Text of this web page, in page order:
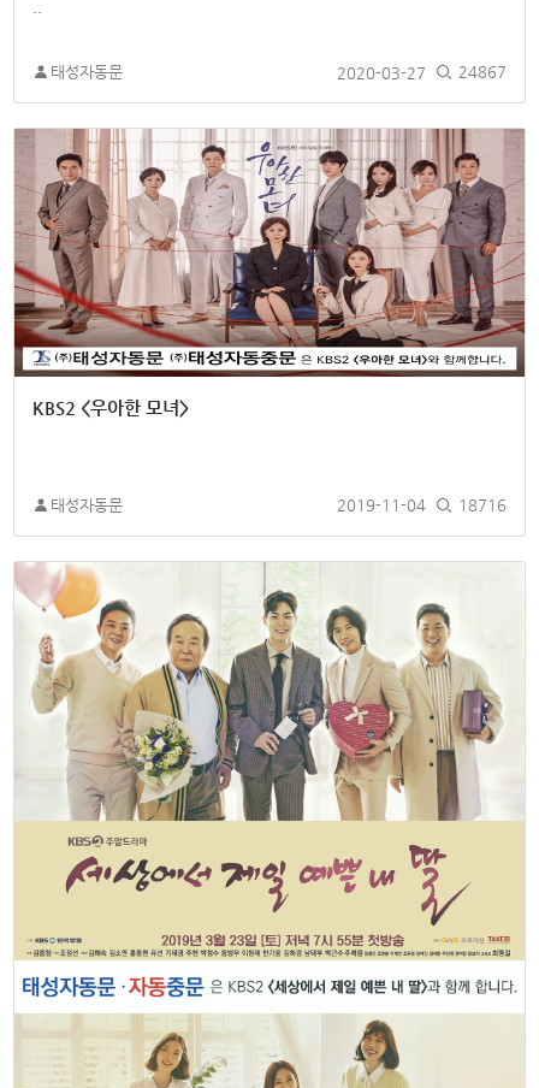
태성자동문 2020-03-27 24867
KBS2 <우아한 모녀>
태성자동문 2019-11-04 18716